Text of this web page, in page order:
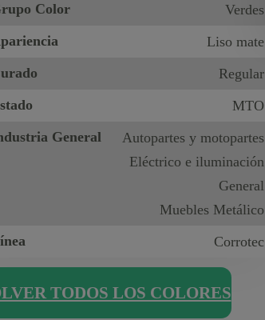
Color
Verdes
Liso mate
Regular
MTO
General
Autopartes y motopartes
Eléctrico e iluminación
General
Muebles Metálico
Corrotec
TODOS LOS COLORES